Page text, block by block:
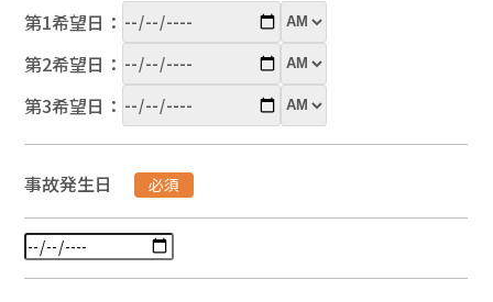
第1希望日：
第2希望日：
第3希望日：
事故発生日 必須